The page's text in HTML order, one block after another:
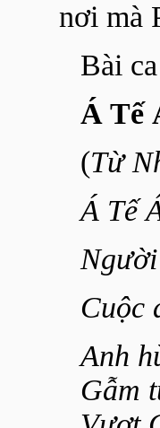
nơi mà
Bài
Á Tế
(Từ
Á Tế
Cuộc
Anh
Gẫm